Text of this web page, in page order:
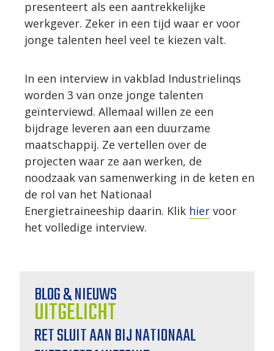
presenteert als een aantrekkelijke
werkgever. Zeker in een tijd waar er voor
jonge talenten heel veel te kiezen valt.
In een interview in vakblad Industrielinqs
worden 3 van onze jonge talenten
geïnterviewd. Allemaal willen ze een
bijdrage leveren aan een duurzame
maatschappij. Ze vertellen over de
projecten waar ze aan werken, de
noodzaak van samenwerking in de keten en
de rol van het Nationaal
Energietraineeship daarin. Klik hiervoor
het volledige interview.
BLOG & NIEUWS
UITGELICHT
RET SLUIT AAN BIJ NATIONAAL